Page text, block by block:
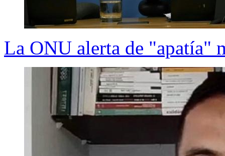
La ONU alerta de "apatía"